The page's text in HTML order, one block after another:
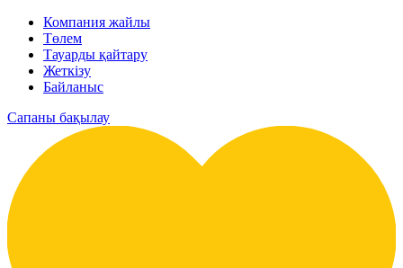
Компания жайлы
Төлем
Тауарды қайтару
Жеткізу
Байланыс
Сапаны бақылау